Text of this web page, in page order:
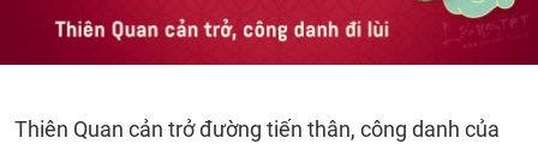
Thiên Quan cản trở đường tiến thân, công danh của